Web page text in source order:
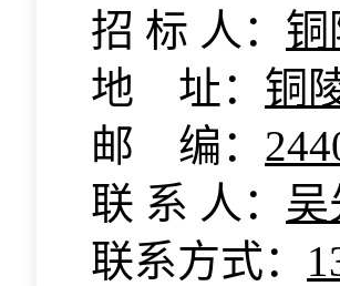
招 标 人： 铜
地 址： 铜
邮 编：
联 系 人： 吴
联系方式：